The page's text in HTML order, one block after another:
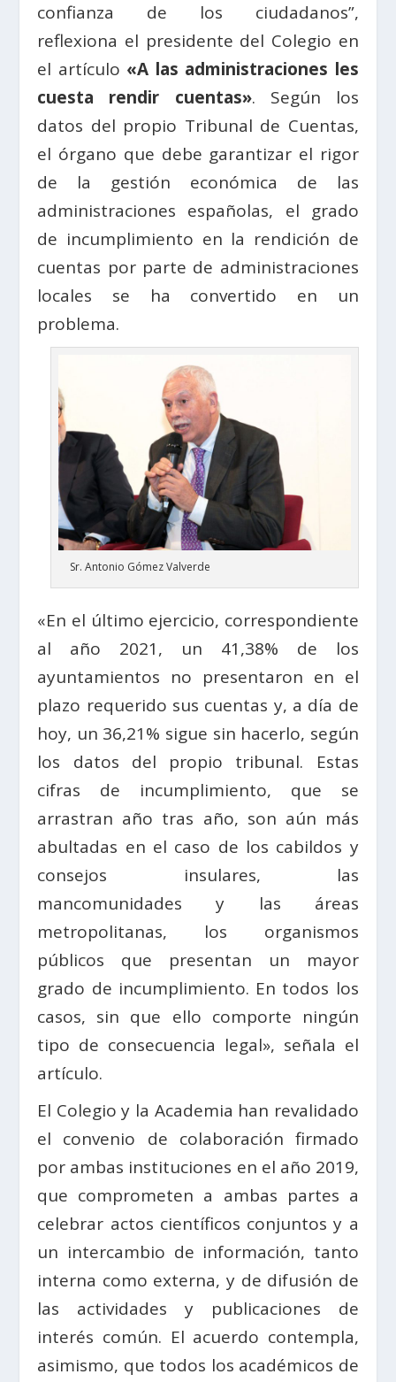
confianza de los ciudadanos”,
reflexiona el presidente del Colegio en
el artículo «A las administraciones les
cuesta rendir cuentas». Según los
datos del propio Tribunal de Cuentas,
el órgano que debe garantizar el rigor
de la gestión económica de las
administraciones españolas, el grado
de incumplimiento en la rendición de
cuentas por parte de administraciones
locales se ha convertido en un
problema.
Sr. Antonio Gómez Valverde
«En el último ejercicio, correspondiente
al año 2021, un 41,38% de los
ayuntamientos no presentaron en el
plazo requerido sus cuentas y, a día de
hoy, un 36,21% sigue sin hacerlo, según
los datos del propio tribunal. Estas
cifras de incumplimiento, que se
arrastran año tras año, son aún más
abultadas en el caso de los cabildos y
consejos insulares, las
mancomunidades y las áreas
metropolitanas, los organismos
públicos que presentan un mayor
grado de incumplimiento. En todos los
casos, sin que ello comporte ningún
tipo de consecuencia legal», señala el
artículo.
El Colegio y la Academia han revalidado
el convenio de colaboración firmado
por ambas instituciones en el año 2019,
que comprometen a ambas partes a
celebrar actos científicos conjuntos y a
un intercambio de información, tanto
interna como externa, y de difusión de
las actividades y publicaciones de
interés común. El acuerdo contempla,
asimismo, que todos los académicos de